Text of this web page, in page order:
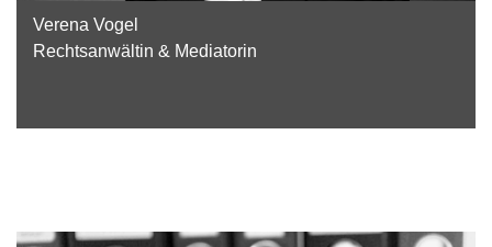
Verena Vogel
Rechtsanwältin & Mediatorin